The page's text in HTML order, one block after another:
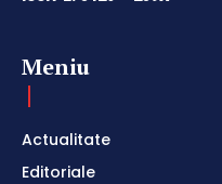
Meniu
Actualitate
Editoriale